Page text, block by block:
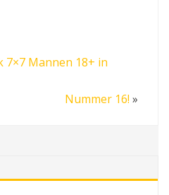
7×7 Mannen 18+ in
Nummer 16! »